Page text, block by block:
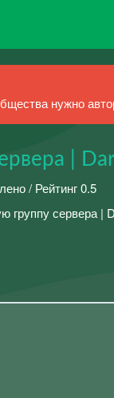
нужно
|
/ Рейтинг 0.5
группу сервера